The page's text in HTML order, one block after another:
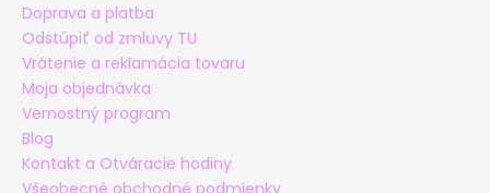
Doprava a platba
Odstúpiť od zmluvy TU
Vrátenie a reklamácia tovaru
Moja objednávka
Vernostný program
Blog
Kontakt a Otváracie hodiny
Všeobecné obchodné podmienky